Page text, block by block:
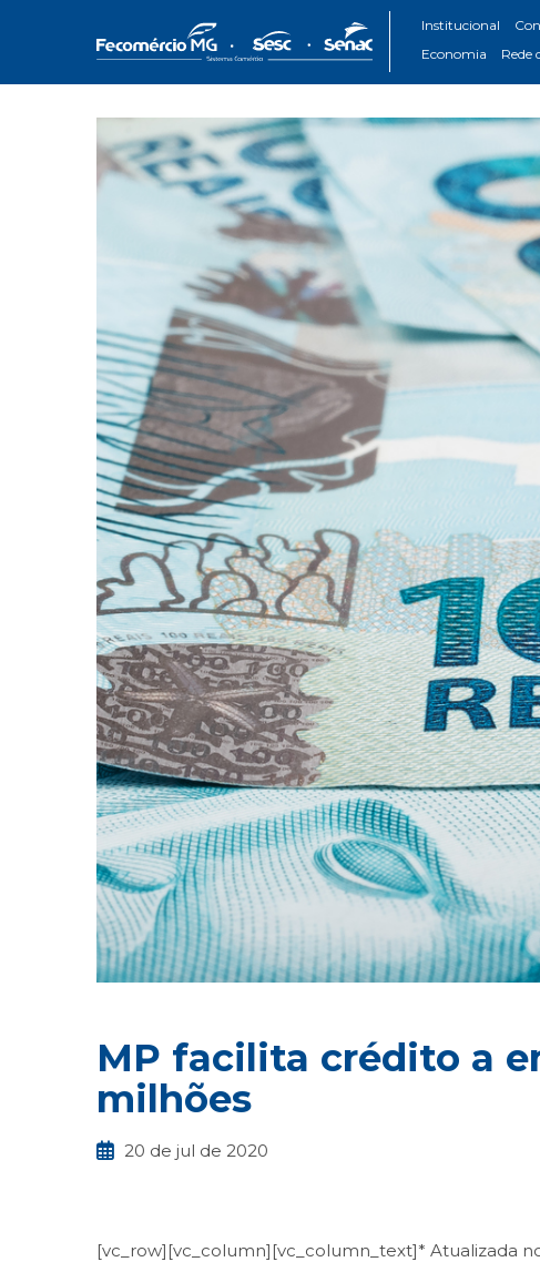
Institucional
Economia
Rede
MP facilita crédito a
milhões
20 de jul de 2020
[vc_row][vc_column][vc_column_text]* Atualizada no